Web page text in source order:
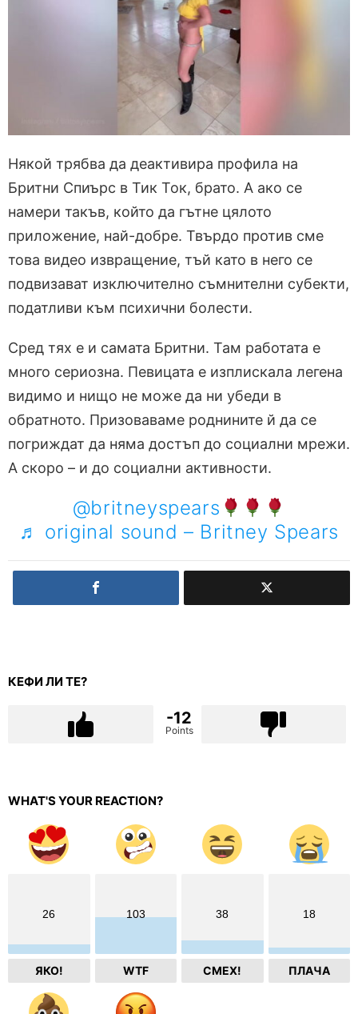
Някой трябва да деактивира профила на
Бритни Спиърс в Тик Ток, брато. А ако се
намери такъв, който да гътне цялото
приложение, най-добре. Твърдо против сме
това видео извращение, тъй като в него се
подвизават изключително съмнителни субекти,
податливи към психични болести.
Сред тях е и самата Бритни. Там работата е
много сериозна. Певицата е изплискала легена
видимо и нищо не може да ни убеди в
обратното. Призоваваме роднините й да се
погриждат да няма достъп до социални мрежи.
А скоро – и до социални активности.
@britneyspears
♬ original sound – Britney Spears
КЕФИ ЛИ ТЕ?
-12
Points
WHAT'S YOUR REACTION?
26
ЯКО!
103
WTF
38
СМЕХ!
18
ПЛАЧА